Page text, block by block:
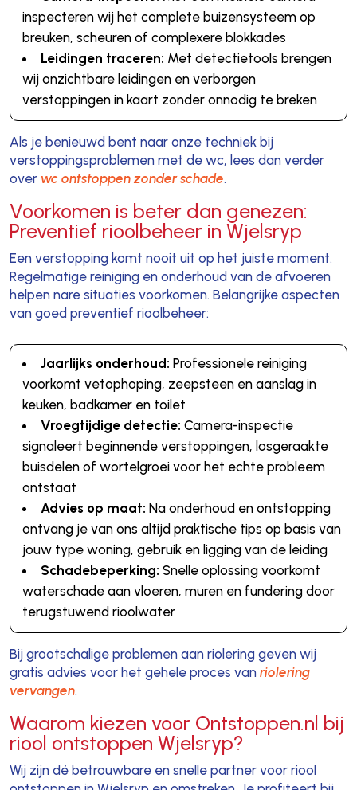
inspecteren wij het complete buizensysteem op
breuken, scheuren of complexere blokkades
Leidingen traceren: Met detectietools brengen
wij onzichtbare leidingen en verborgen
verstoppingen in kaart zonder onnodig te breken
Als je benieuwd bent naar onze techniek bij
verstoppingsproblemen met de wc, lees dan verder
over wc ontstoppen zonder schade.
Voorkomen is beter dan genezen:
Preventief rioolbeheer in Wjelsryp
Een verstopping komt nooit uit op het juiste moment.
Regelmatige reiniging en onderhoud van de afvoeren
helpen nare situaties voorkomen. Belangrijke aspecten
van goed preventief rioolbeheer:
Jaarlijks onderhoud: Professionele reiniging
voorkomt vetophoping, zeepsteen en aanslag in
keuken, badkamer en toilet
Vroegtijdige detectie: Camera-inspectie
signaleert beginnende verstoppingen, losgeraakte
buisdelen of wortelgroei voor het echte probleem
ontstaat
Advies op maat: Na onderhoud en ontstopping
ontvang je van ons altijd praktische tips op basis van
jouw type woning, gebruik en ligging van de leiding
Schadebeperking: Snelle oplossing voorkomt
waterschade aan vloeren, muren en fundering door
terugstuwend rioolwater
Bij grootschalige problemen aan riolering geven wij
gratis advies voor het gehele proces van riolering
vervangen.
Waarom kiezen voor Ontstoppen.nl bij
riool ontstoppen Wjelsryp?
Wij zijn dé betrouwbare en snelle partner voor riool